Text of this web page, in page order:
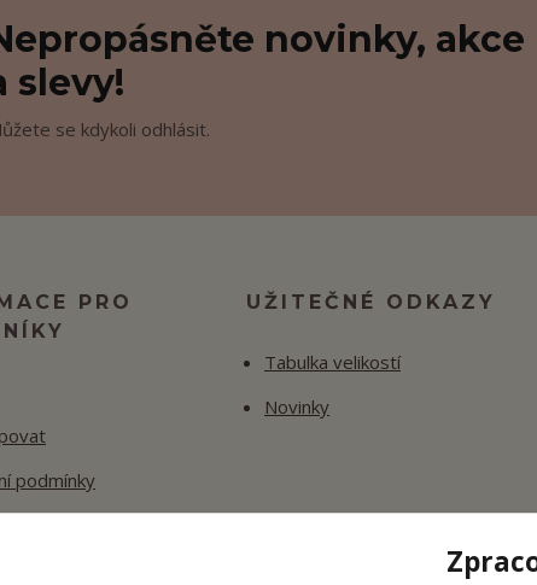
novinky, akce
slevy!
se kdykoli odhlásit.
PRO
podmínky
UŽITEČNÉ ODKAZY
Tabulka velikostí
Novinky